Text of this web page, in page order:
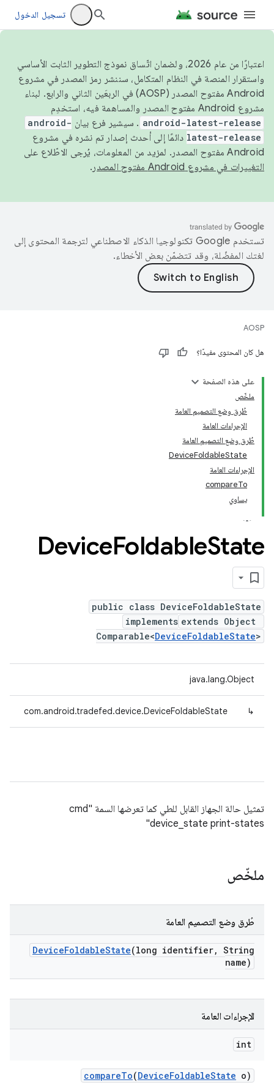
تسجيل الدخول
اعتبارًا من عام 2026، ولضمان اتّساق نموذج التطوير الثابت الأساسي
واستقرار المنصة في النظام المتكامل، سننشر رمز المصدر في مشروع
Android مفتوح المصدر (AOSP) في الربعَين الثاني والرابع. لبناء
مشروع Android مفتوح المصدر والمساهمة فيه، استخدِم
android-latest-release . سيشير فرع بيان android-
latest-release دائمًا إلى أحدث إصدار تم نشره في مشروع
Android مفتوح المصدر. لمزيد من المعلومات، يُرجى الاطّلاع على
التغييرات في مشروع Android مفتوح المصدر
.
تستخدم Google تكنولوجيا الذكاء الاصطناعي لترجمة المحتوى إلى
لغتك المفضّلة، وقد تتضمّن بعض الأخطاء.
AOSP
هل كان المحتوى مفيدًا؟
على هذه الصفحة
ملخّص
طُرق وضع التصميم العامة
الإجراءات العامة
طُرق وضع التصميم العامة
DeviceFoldableState
الإجراءات العامة
compareTo
يساوي
DeviceFoldableState
public class DeviceFoldableState
extends Object
implements
Comparable<DeviceFoldableState>
java.lang.Object
↳
com.android.tradefed.device.DeviceFoldableState
تمثيل حالة الجهاز القابل للطي كما تعرضها السمة "cmd
device_state print-states"
ملخّص
طُرق وضع التصميم العامة
DeviceFoldableState(long identifier, String
name)
الإجراءات العامة
int
compareTo(DeviceFoldableState o)